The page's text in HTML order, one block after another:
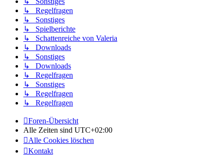
↳ Regelfragen
↳ Sonstiges
↳ Spielberichte
↳ Schattenreiche von Valeria
↳ Downloads
↳ Sonstiges
↳ Downloads
↳ Regelfragen
↳ Sonstiges
↳ Regelfragen
↳ Regelfragen
Foren-Übersicht
Alle Zeiten sind UTC+02:00
Alle Cookies löschen
Kontakt